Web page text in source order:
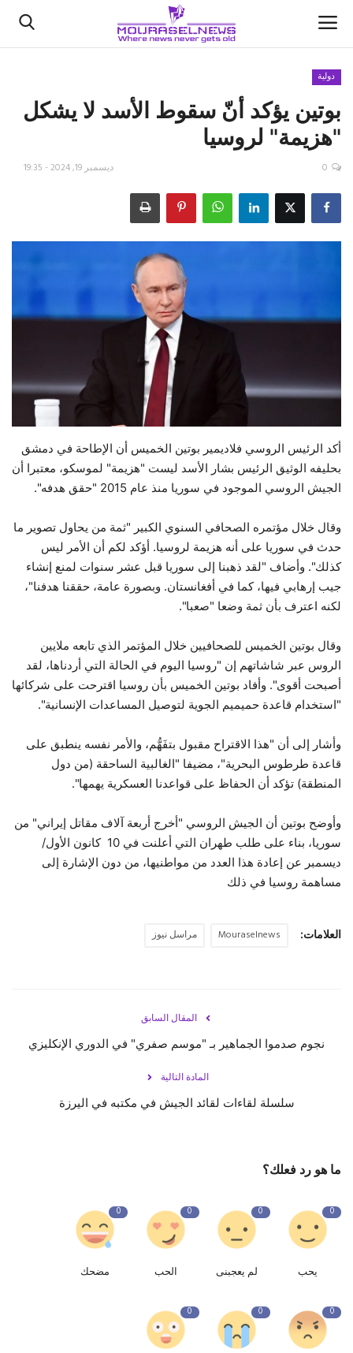
الأخبار
كتّابنا
اقتصاد
حياة
دولية
بوتين يؤكد أنّ سقوط الأسد لا يشكل
"هزيمة" لروسيا
ديسمبر 19, 2024 - 19:35 0
أكد الرئيس الروسي فلاديمير بوتين الخميس أن الإطاحة في دمشق
بحليفه الوثيق الرئيس بشار الأسد ليست "هزيمة" لموسكو، معتبرا أن
الجيش الروسي الموجود في سوريا منذ عام 2015 "حقق هدفه".
وقال خلال مؤتمره الصحافي السنوي الكبير "ثمة من يحاول تصوير ما
حدث في سوريا على أنه هزيمة لروسيا. أؤكد لكم أن الأمر ليس
كذلك". وأضاف "لقد ذهبنا إلى سوريا قبل عشر سنوات لمنع إنشاء
جيب إرهابي فيها، كما في أفغانستان. وبصورة عامة، حققنا هدفنا"،
لكنه اعترف بأن ثمة وضعا "صعبا".
وقال بوتين الخميس للصحافيين خلال المؤتمر الذي تابعه ملايين
الروس عبر شاشاتهم إن "روسيا اليوم في الحالة التي أردناها، لقد
أصبحت أقوى". وأفاد بوتين الخميس بأن روسيا اقترحت على شركائها
"استخدام قاعدة حميميم الجوية لتوصيل المساعدات الإنسانية".
وأشار إلى أن "هذا الاقتراح مقبول بتفَهُّم، والأمر نفسه ينطبق على
قاعدة طرطوس البحرية"، مضيفا "الغالبية الساحقة (من دول
المنطقة) تؤكد أن الحفاظ على قواعدنا العسكرية يهمها".
وأوضح بوتين أن الجيش الروسي "أخرج أربعة آلاف مقاتل إيراني" من
سوريا، بناء على طلب طهران التي أعلنت في 10 كانون الأول/
ديسمبر عن إعادة هذا العدد من مواطنيها، من دون الإشارة إلى
مساهمة روسيا في ذلك
العلامات: Mouraselnews مراسل نيوز
المقال السابق
نجوم صدموا الجماهير بـ "موسم صفري" في الدوري الإنكليزي
المادة التالية
سلسلة لقاءات لقائد الجيش في مكتبه في اليرزة
ما هو رد فعلك؟
0
يحب
0
لم يعجبنى
0
الحب
0
مضحك
0
0
0